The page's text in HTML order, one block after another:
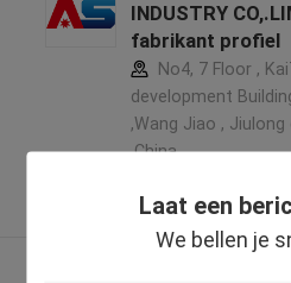
Laat een
We bellen je
INDUSTRY
fabrikant profiel
No4, 7 Floor ,
development
,Wang Jiao ,
,China
Geverifieerde